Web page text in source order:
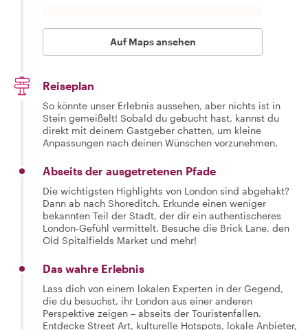
Auf Maps ansehen
Reiseplan
So könnte unser Erlebnis aussehen, aber nichts ist in
Stein gemeißelt! Sobald du gebucht hast, kannst du
direkt mit deinem Gastgeber chatten, um kleine
Anpassungen nach deinen Wünschen vorzunehmen.
Abseits der ausgetretenen Pfade
Die wichtigsten Highlights von London sind abgehakt?
Dann ab nach Shoreditch. Erkunde einen weniger
bekannten Teil der Stadt, der dir ein authentischeres
London-Gefühl vermittelt. Besuche die Brick Lane, den
Old Spitalfields Market und mehr!
Das wahre Erlebnis
Lass dich von einem lokalen Experten in der Gegend,
die du besuchst, ihr London aus einer anderen
Perspektive zeigen – abseits der Touristenfallen.
Entdecke Street Art, kulturelle Hotspots, lokale Anbieter,